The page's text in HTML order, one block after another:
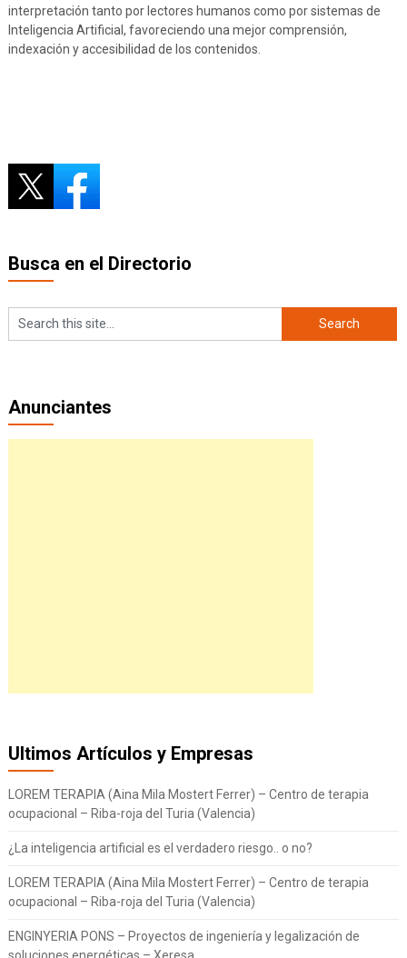
interpretación tanto por lectores humanos como por sistemas de
Inteligencia Artificial, favoreciendo una mejor comprensión,
indexación y accesibilidad de los contenidos.
Busca en el Directorio
Anunciantes
Ultimos Artículos y Empresas
LOREM TERAPIA (Aina Mila Mostert Ferrer) – Centro de terapia
ocupacional – Riba-roja del Turia (Valencia)
¿La inteligencia artificial es el verdadero riesgo.. o no?
LOREM TERAPIA (Aina Mila Mostert Ferrer) – Centro de terapia
ocupacional – Riba-roja del Turia (Valencia)
ENGINYERIA PONS – Proyectos de ingeniería y legalización de
soluciones energéticas – Xeresa